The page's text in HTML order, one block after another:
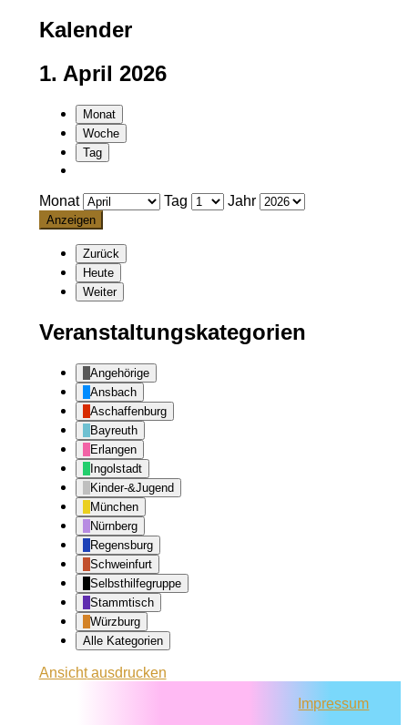
Kalender
1. April 2026
Monat
Woche
Tag
Monat Tag Jahr
Zurück
Heute
Weiter
Veranstaltungskategorien
Angehörige
Ansbach
Aschaffenburg
Bayreuth
Erlangen
Ingolstadt
Kinder-&Jugend
München
Nürnberg
Regensburg
Schweinfurt
Selbsthilfegruppe
Stammtisch
Würzburg
Alle Kategorien
Ansichtausdrucken
Impressum